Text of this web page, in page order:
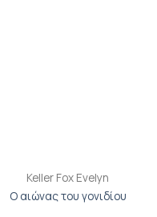
Keller Fox Evelyn
Ο αιώνας του γονιδίου